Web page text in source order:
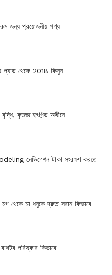
জন্য প্রয়োজনীয় পণ্য
প্যাড থেকে 2018 কিনুন
কৃতজ্ঞ হৃৎপিন্ড অধীনে
নেভিগেশন টাকা সংরক্ষণ করতে
থেকে চা ধনুকে দ্রুত সরান কিভাবে
পরিষ্কার কিভাবে